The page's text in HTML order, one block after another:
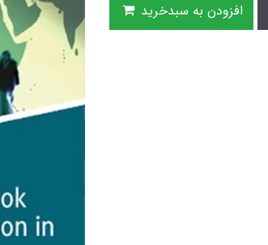
افزودن به سبدخرید